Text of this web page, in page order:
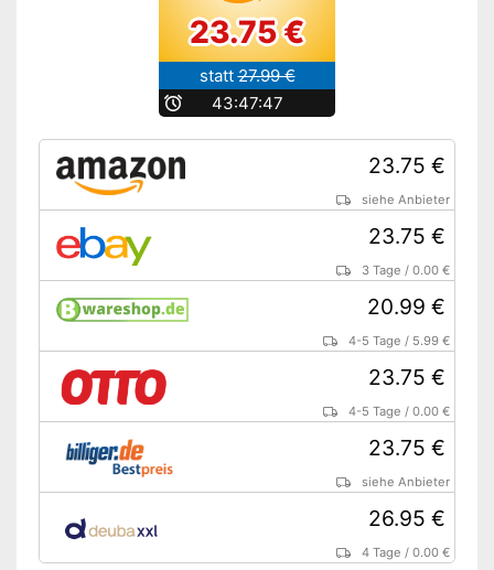
23.75 €
statt 27.99 €
b 43:47:46
23.75 €
siehe Anbieter
23.75 €
3 Tage /0.00 €
20.99 €
4-5 Tage / 5.99 €
23.75 €
4-5 Tage /0.00 €
23.75 €
siehe Anbieter
26.95 €
4 Tage /0.00 €